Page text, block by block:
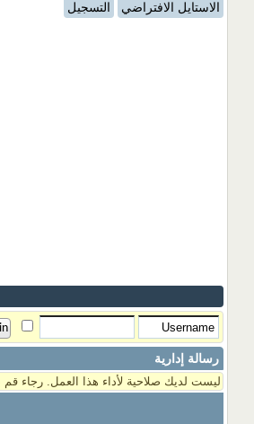
الاستايل الافتراضي
التسجيل
رسالة إدارية
ليست لديك صلاحية لأداء هذا العمل. رجاء